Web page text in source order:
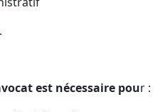
est nécessaire pour :